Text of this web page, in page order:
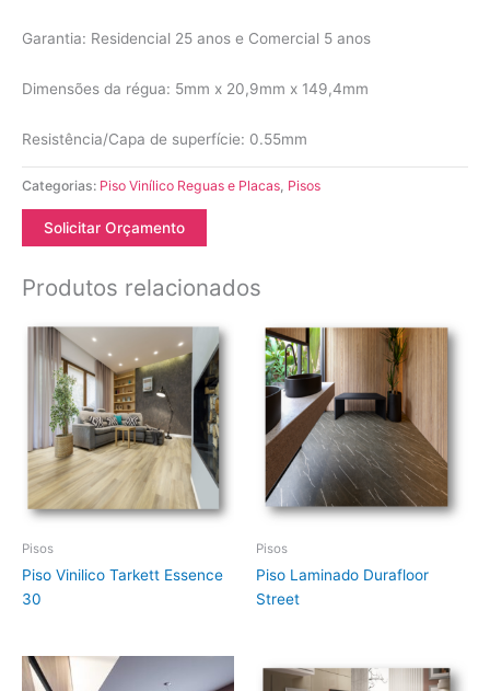
Garantia: Residencial 25 anos e Comercial 5 anos
Dimensões da régua: 5mm x 20,9mm x 149,4mm
Resistência/Capa de superfície: 0.55mm
Categorias: Piso Vinílico Reguas e Placas, Pisos
Solicitar Orçamento
Produtos relacionados
Pisos
Piso Vinilico Tarkett Essence
30
Pisos
Piso Laminado Durafloor
Street